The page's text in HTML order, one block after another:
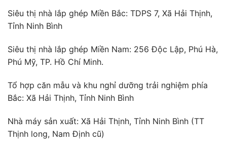
Siêu thị nhà lắp ghép Miền Bắc: TDPS 7, Xã Hải Thịnh,
Tỉnh Ninh Bình
Siêu thị nhà lắp ghép Miền Nam: 256 Độc Lập, Phú Hà,
Phú Mỹ, TP. Hồ Chí Minh.
Tổ hợp căn mẫu và khu nghỉ dưỡng trải nghiệm phía
Bắc: Xã Hải Thịnh, Tỉnh Ninh Bình
Nhà máy sản xuất: Xã Hải Thịnh, Tỉnh Ninh Bình (TT
Thịnh long, Nam Định cũ)